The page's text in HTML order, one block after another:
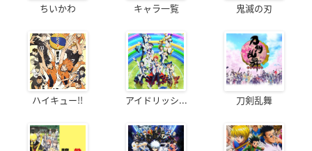
ちいかわ キャラ一覧 鬼滅の刃
ハイキュー!! アイドリッシ... 刀剣乱舞